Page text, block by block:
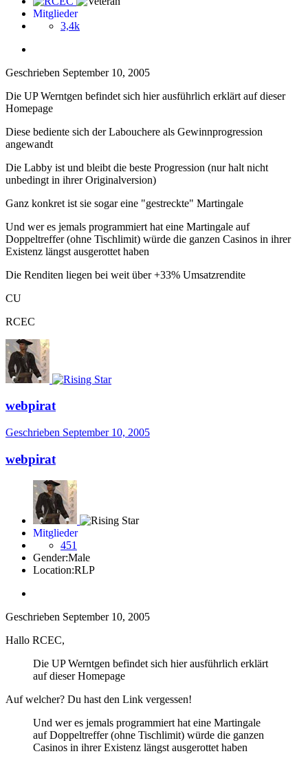
Mitglieder
3,4k
Geschrieben September 10, 2005
Die UP Werntgen befindet sich hier ausführlich erklärt auf dieser
Homepage
Diese bediente sich der Labouchere als Gewinnprogression
angewandt
Die Labby ist und bleibt die beste Progression (nur halt nicht
unbedingt in ihrer Originalversion)
Ganz konkret ist sie sogar eine "gestreckte" Martingale
Und wer es jemals programmiert hat eine Martingale auf
Doppeltreffer (ohne Tischlimit) würde die ganzen Casinos in ihrer
Existenz längst ausgerottet haben
Die Renditen liegen bei weit über +33% Umsatzrendite
CU
RCEC
webpirat
Geschrieben September 10, 2005
webpirat
Mitglieder
451
Gender:Male
Location:RLP
Geschrieben September 10, 2005
Hallo RCEC,
Die UP Werntgen befindet sich hier ausführlich erklärt
auf dieser Homepage
Auf welcher? Du hast den Link vergessen!
Und wer es jemals programmiert hat eine Martingale
auf Doppeltreffer (ohne Tischlimit) würde die ganzen
Casinos in ihrer Existenz längst ausgerottet haben